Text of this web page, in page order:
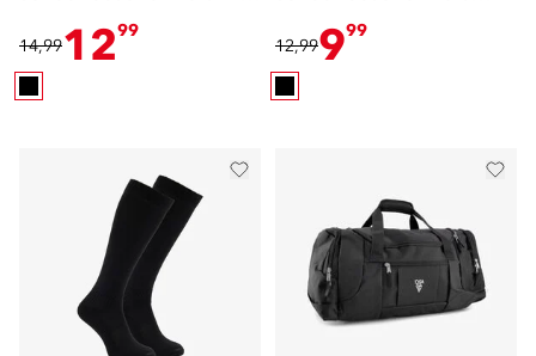
enkelbescherming
14,991299
zwart
12,99999